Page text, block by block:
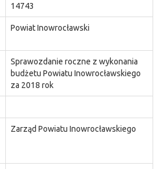
14743
Powiat Inowrocławski
Sprawozdanie roczne z wykonania
budżetu Powiatu Inowrocławskiego
za 2018 rok
Zarząd Powiatu Inowrocławskiego